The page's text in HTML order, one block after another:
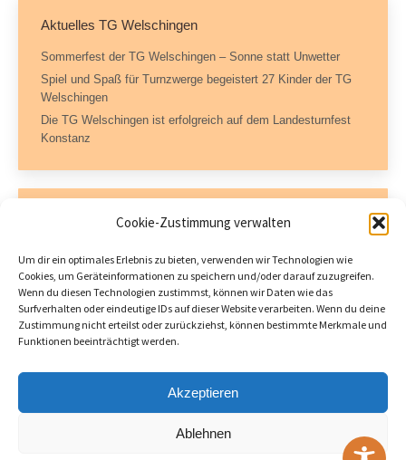
Cookie-Zustimmung verwalten
Um dir ein optimales Erlebnis zu bieten, verwenden wir Technologien wie
Cookies, um Geräteinformationen zu speichern und/oder darauf zuzugreifen.
Wenn du diesen Technologien zustimmst, können wir Daten wie das
Surfverhalten oder eindeutige IDs auf dieser Website verarbeiten. Wenn du deine
Zustimmung nicht erteilst oder zurückziehst, können bestimmte Merkmale und
Funktionen beeinträchtigt werden.
Akzeptieren
Ablehnen
Aktuelles TG Welschingen
Sommerfest der TG Welschingen – Sonne statt Unwetter
Spiel und Spaß für Turnzwerge begeistert 27 Kinder der TG
Welschingen
Die TG Welschingen ist erfolgreich auf dem Landesturnfest
Konstanz
Kontaktdaten
Dorfstraße 11
78234 Engen-Welschingen
Tel.: 07733 504717 (AB)
Fax: 07733 504722
tgwelschingen@hegaudata.de
Öffnungszeiten: